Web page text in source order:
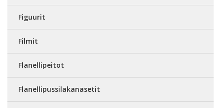
Figuurit
Filmit
Flanellipeitot
Flanellipussilakanasetit